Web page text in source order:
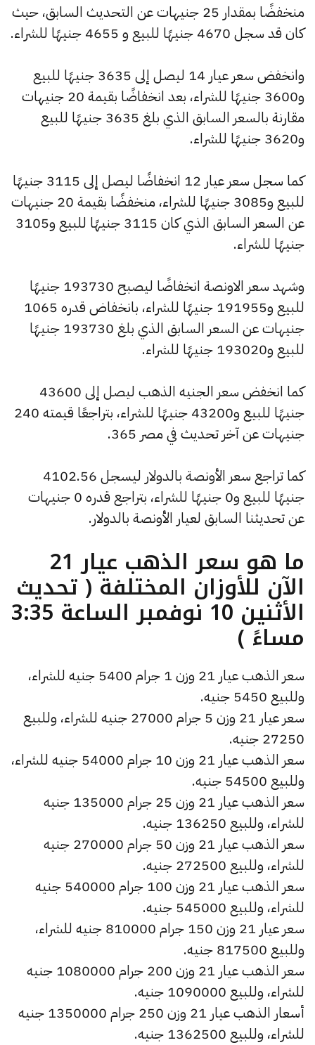
منخفضًا بمقدار 25 جنيهات عن التحديث السابق، حيث
كان قد سجل 4670 جنيهًا للبيع و 4655 جنيهًا للشراء.
وانخفض سعر عيار 14 ليصل إلى 3635 جنيهًا للبيع
و3600 جنيهًا للشراء، بعد انخفاضًا بقيمة 20 جنيهات
مقارنة بالسعر السابق الذي بلغ 3635 جنيهًا للبيع
و3620 جنيهًا للشراء.
كما سجل سعر عيار 12 انخفاضًا ليصل إلى 3115 جنيهًا
للبيع و3085 جنيهًا للشراء، منخفضًا بقيمة 20 جنيهات
عن السعر السابق الذي كان 3115 جنيهًا للبيع و3105
جنيهًا للشراء.
وشهد سعر الاونصة انخفاضًا ليصبح 193730 جنيهًا
للبيع و191955 جنيهًا للشراء، بانخفاض قدره 1065
جنيهات عن السعر السابق الذي بلغ 193730 جنيهًا
للبيع و193020 جنيهًا للشراء.
كما انخفض سعر الجنيه الذهب ليصل إلى 43600
جنيهًا للبيع و43200 جنيهًا للشراء، بتراجعًا قيمته 240
جنيهات عن آخر تحديث في مصر 365.
كما تراجع سعر الأونصة بالدولار ليسجل 4102.56
جنيهًا للبيع و0 جنيهًا للشراء، بتراجع قدره 0 جنيهات
عن تحديثنا السابق لعيار الأونصة بالدولار.
ما هو سعر الذهب عيار 21
الآن للأوزان المختلفة ( تحديث
الأثنين 10 نوفمبر الساعة 3:35
مساءً )
سعر الذهب عيار 21 وزن 1 جرام 5400 جنيه للشراء،
وللبيع 5450 جنيه.
سعر عيار 21 وزن 5 جرام 27000 جنيه للشراء، وللبيع
27250 جنيه.
سعر الذهب عيار 21 وزن 10 جرام 54000 جنيه للشراء،
وللبيع 54500 جنيه.
سعر الذهب عيار 21 وزن 25 جرام 135000 جنيه
للشراء، وللبيع 136250 جنيه.
سعر الذهب عيار 21 وزن 50 جرام 270000 جنيه
للشراء، وللبيع 272500 جنيه.
سعر الذهب عيار 21 وزن 100 جرام 540000 جنيه
للشراء، وللبيع 545000 جنيه.
سعر عيار 21 وزن 150 جرام 810000 جنيه للشراء،
وللبيع 817500 جنيه.
سعر الذهب عيار 21 وزن 200 جرام 1080000 جنيه
للشراء، وللبيع 1090000 جنيه.
أسعار الذهب عيار 21 وزن 250 جرام 1350000 جنيه
للشراء، وللبيع 1362500 جنيه.